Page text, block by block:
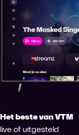
Het beste van VTM
live of uitgesteld